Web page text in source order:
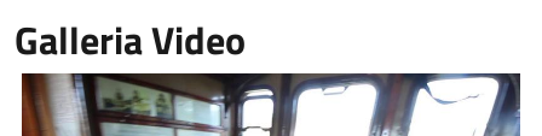
Galleria Video